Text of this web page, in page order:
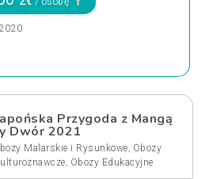
Przygoda z Mangą
Dwór 2021
Malarskie i Rysunkowe, Obozy
, Obozy Edukacyjne